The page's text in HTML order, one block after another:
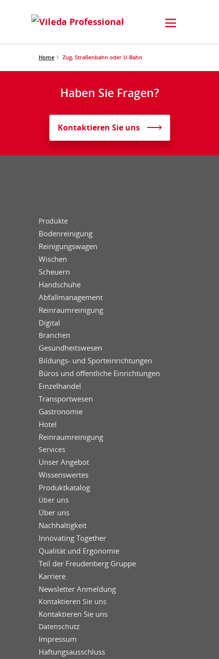
Home Zug, Straßenbahn oder U-Bahn
Haben Sie Fragen?
Kontaktieren Sie uns
Produkte
Bodenreinigung
Reinigungswagen
Wischen
Scheuern
Handschuhe
Abfallmanagement
Reinraumreinigung
Digital
Branchen
Gesundheitswesen
Bildungs- und Sporteinrichtungen
Büros und öffentliche Einrichtungen
Einzelhandel
Transportwesen
Gastronomie
Hotel
Reinraumreinigung
Services
Unser Angebot
Wissenswertes
Produktkatalog
Über uns
Über uns
Nachhaltigkeit
Innovating Together
Qualität und Ergonomie
Teil der Freudenberg Gruppe
Karriere
Newsletter Anmeldung
Kontaktieren Sie uns
Kontaktieren Sie uns
Datenschutz
Impressum
Haftungsausschluss